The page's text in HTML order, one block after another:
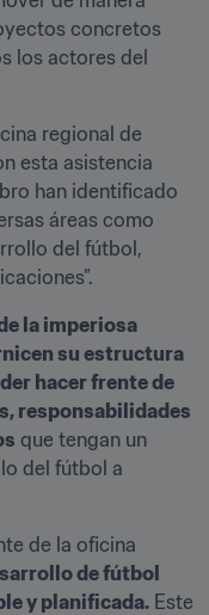
concretos
los actores del
regional de
esta asistencia
han identificado
áreas como
del fútbol,
la imperiosa
su estructura
hacer frente de
responsabilidades
que tengan un
del fútbol a
de la oficina
de fútbol
y planificada. Este